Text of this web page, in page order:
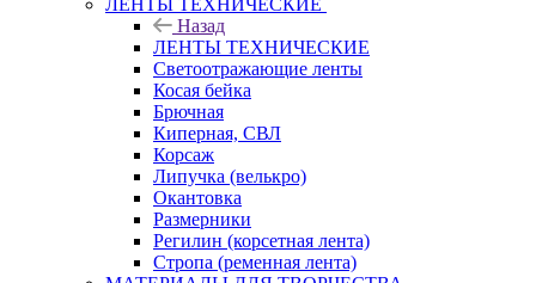
ЛЕНТЫ ТЕХНИЧЕСКИЕ
Назад
ЛЕНТЫ ТЕХНИЧЕСКИЕ
Светоотражающие ленты
Косая бейка
Брючная
Киперная, СВЛ
Корсаж
Липучка (велькро)
Окантовка
Размерники
Регилин (корсетная лента)
Стропа (ременная лента)